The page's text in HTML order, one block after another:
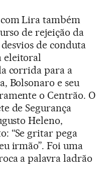
Lira também
de rejeição da
de conduta
eleitoral
corrida para a
Bolsonaro e seu
o Centrão. O
de Segurança
Heleno,
“Se gritar pega
irmão”. Foi uma
a palavra ladrão